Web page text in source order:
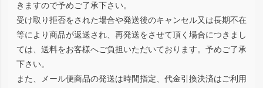
きますので予めご了承下さい。
受け取り拒否をされた場合や発送後のキャンセル又は長期不在
等により商品が返送され、再発送をさせて頂く場合につきまし
ては、送料をお客様へご負担いただいております。予めご了承
下さい。
また、メール便商品の発送は時間指定、代金引換決済はご利用